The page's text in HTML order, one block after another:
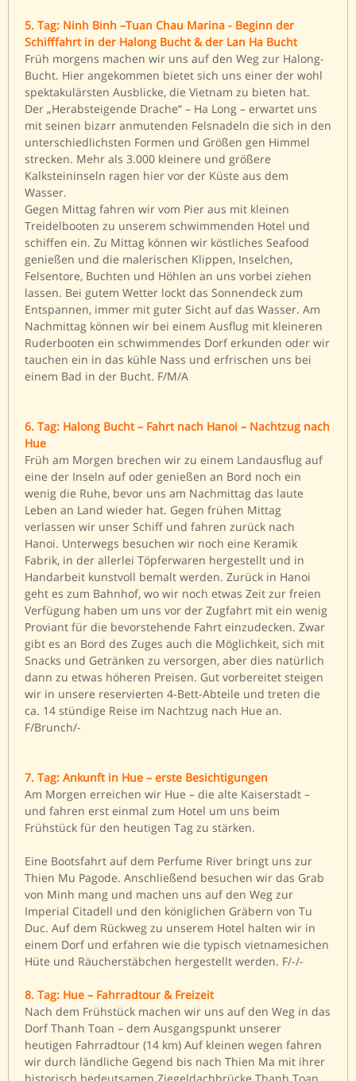
5. Tag: Ninh Binh –Tuan Chau Marina - Beginn der
Schifffahrt in der Halong Bucht & der Lan Ha Bucht
Früh morgens machen wir uns auf den Weg zur Halong-
Bucht. Hier angekommen bietet sich uns einer der wohl
spektakulärsten Ausblicke, die Vietnam zu bieten hat.
Der „Herabsteigende Drache“ – Ha Long – erwartet uns
mit seinen bizarr anmutenden Felsnadeln die sich in den
unterschiedlichsten Formen und Größen gen Himmel
strecken. Mehr als 3.000 kleinere und größere
Kalksteininseln ragen hier vor der Küste aus dem
Wasser.
Gegen Mittag fahren wir vom Pier aus mit kleinen
Treidelbooten zu unserem schwimmenden Hotel und
schiffen ein. Zu Mittag können wir köstliches Seafood
genießen und die malerischen Klippen, Inselchen,
Felsentore, Buchten und Höhlen an uns vorbei ziehen
lassen. Bei gutem Wetter lockt das Sonnendeck zum
Entspannen, immer mit guter Sicht auf das Wasser. Am
Nachmittag können wir bei einem Ausflug mit kleineren
Ruderbooten ein schwimmendes Dorf erkunden oder wir
tauchen ein in das kühle Nass und erfrischen uns bei
einem Bad in der Bucht. F/M/A
6. Tag: Halong Bucht – Fahrt nach Hanoi – Nachtzug nach
Hue
Früh am Morgen brechen wir zu einem Landausflug auf
eine der Inseln auf oder genießen an Bord noch ein
wenig die Ruhe, bevor uns am Nachmittag das laute
Leben an Land wieder hat. Gegen frühen Mittag
verlassen wir unser Schiff und fahren zurück nach
Hanoi. Unterwegs besuchen wir noch eine Keramik
Fabrik, in der allerlei Töpferwaren hergestellt und in
Handarbeit kunstvoll bemalt werden. Zurück in Hanoi
geht es zum Bahnhof, wo wir noch etwas Zeit zur freien
Verfügung haben um uns vor der Zugfahrt mit ein wenig
Proviant für die bevorstehende Fahrt einzudecken. Zwar
gibt es an Bord des Zuges auch die Möglichkeit, sich mit
Snacks und Getränken zu versorgen, aber dies natürlich
dann zu etwas höheren Preisen. Gut vorbereitet steigen
wir in unsere reservierten 4-Bett-Abteile und treten die
ca. 14 stündige Reise im Nachtzug nach Hue an.
F/Brunch/-
7. Tag: Ankunft in Hue – erste Besichtigungen
Am Morgen erreichen wir Hue – die alte Kaiserstadt –
und fahren erst einmal zum Hotel um uns beim
Frühstück für den heutigen Tag zu stärken.
Eine Bootsfahrt auf dem Perfume River bringt uns zur
Thien Mu Pagode. Anschließend besuchen wir das Grab
von Minh mang und machen uns auf den Weg zur
Imperial Citadell und den königlichen Gräbern von Tu
Duc. Auf dem Rückweg zu unserem Hotel halten wir in
einem Dorf und erfahren wie die typisch vietnamesichen
Hüte und Räucherstäbchen hergestellt werden. F/-/-
8. Tag: Hue – Fahrradtour & Freizeit
Nach dem Frühstück machen wir uns auf den Weg in das
Dorf Thanh Toan – dem Ausgangspunkt unserer
heutigen Fahrradtour (14 km) Auf kleinen wegen fahren
wir durch ländliche Gegend bis nach Thien Ma mit ihrer